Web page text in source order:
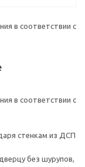
в соответствии с
в соответствии с
стенкам из ДСП
без шурупов,